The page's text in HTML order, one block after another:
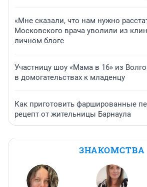
«Мне сказали, что нам нужно
Московского врача уволили из
личном блоге
Участницу шоу «Мама в 16» из
в домогательствах к младенцу
Как приготовить фаршированные
рецепт от жительницы Барнаула
ЗНАКОМСТВА